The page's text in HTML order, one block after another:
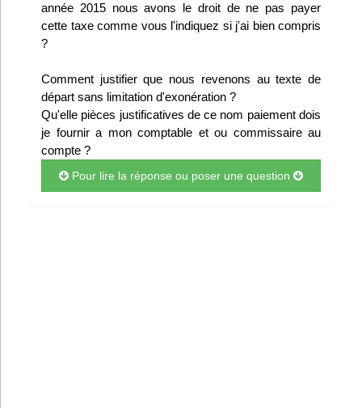
Nous contacter
année 2015 nous avons le droit de ne pas payer
cette taxe comme vous l'indiquez si j'ai bien compris
?
Comment justifier que nous revenons au texte de
départ sans limitation d'exonération ?
Qu'elle pièces justificatives de ce nom paiement dois
je fournir a mon comptable et ou commissaire au
compte ?
Pour lire la réponse ou poser une question